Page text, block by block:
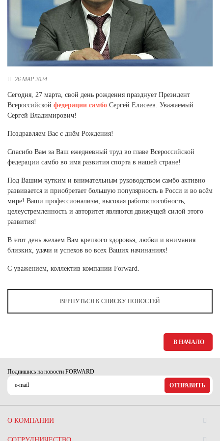
Новосибирская область (3)
Омская область (5)
Республика Башкортостан (3)
Республика Крым (1)
Республика Татарстан (2)
Ростовская область (2)
Самарская область (1)
Санкт-Петербург и ЛО (3)
Саратовская область (1)
Северная Осетия (2)
Ставропольский край (5)
Тульская область (1)
Тюменская область (3)
Хакасия (1)
Ханты-Мансийский автономный округ (3)
Челябинская область (2)
Ярославская область (1)
26 МАР 2024
Сегодня, 27 марта, свой день рождения празднует Президент
Всероссийской федерации самбо Сергей Елисеев. Уважаемый
Сергей Владимирович!
Поздравляем Вас с днём Рождения!
Спасибо Вам за Ваш ежедневный труд во главе Всероссийской
федерации самбо во имя развития спорта в нашей стране!
Под Вашим чутким и внимательным руководством самбо активно
развивается и приобретает большую популярность в Росси и во всём
мире! Ваши профессионализм, высокая работоспособность,
целеустремленность и авторитет являются движущей силой этого
развития!
В этот день желаем Вам крепкого здоровья, любви и внимания
близких, удачи и успехов во всех Ваших начинаниях!
С уважением, коллектив компании Forward.
ВЕРНУТЬСЯ К СПИСКУ НОВОСТЕЙ
В НАЧАЛО
Подпишись на новости FORWARD
ОТПРАВИТЬ
О КОМПАНИИ